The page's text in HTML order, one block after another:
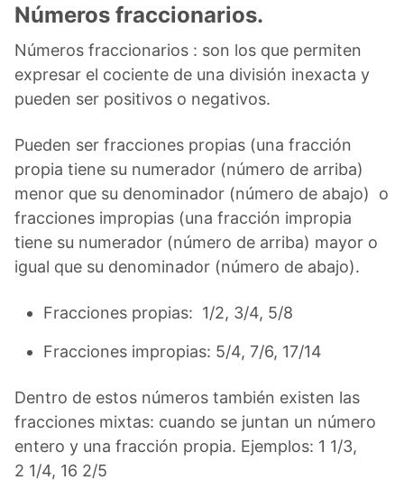
Números fraccionarios.
Números fraccionarios : son los que permiten
expresar el cociente de una división inexacta y
pueden ser positivos o negativos.
Pueden ser fracciones propias (una fracción
propia tiene su numerador (número de arriba)
menor que su denominador (número de abajo) o
fracciones impropias (una fracción impropia
tiene su numerador (número de arriba) mayor o
igual que su denominador (número de abajo).
Fracciones propias: 1/2, 3/4, 5/8
Fracciones impropias: 5/4, 7/6, 17/14
Dentro de estos números también existen las
fracciones mixtas: cuando se juntan un número
entero y una fracción propia. Ejemplos: 1 1/3,
2 1/4, 16 2/5